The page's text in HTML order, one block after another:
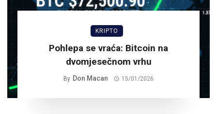
KRIPTO
Pohlepa se vraća: Bitcoin na
dvomjesečnom vrhu
By Don Macan 15/01/2026